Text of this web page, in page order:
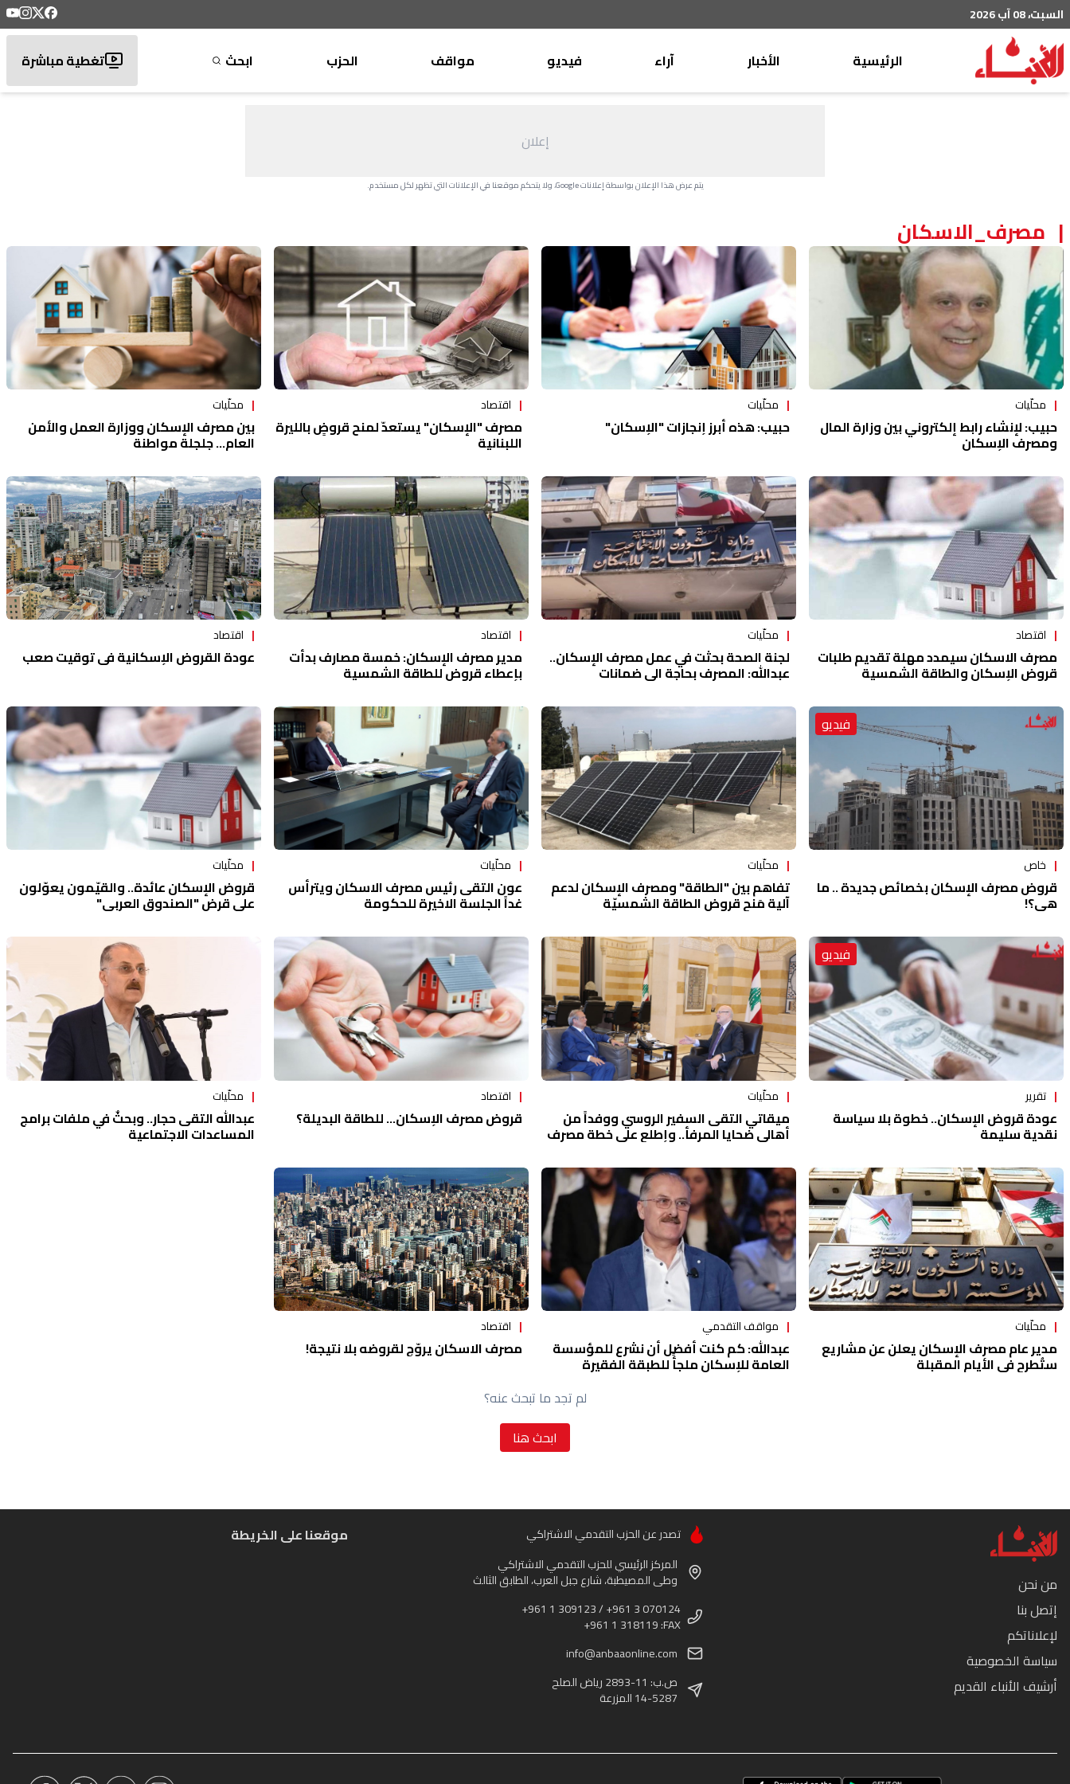
السبت، 08 آب 2026
الرئيسية
الأخبار
من لبنان
ثقافة ومجتمع
منوعات
آراء
منبر
صحافة
أجنبية
بريد
القرّاء
فيديو مواقف الحزب ابحث تغطية مباشرة
إعلان
يتم عرض هذا الإعلان بواسطة إعلانات Google، ولا يتحكم موقعنا في الإعلانات التي تظهر لكل مستخدم.
مصرف_الاسكان
محلّيات
حبيب: لإنشاء رابط إلكتروني بين وزارة المال
ومصرف الإسكان
محلّيات
حبيب: هذه أبرز إنجازات "الإسكان"
اقتصاد
مصرف "الإسكان" يستعدّ لمنح قروضٍ بالليرة
اللبنانية
محلّيات
بين مصرف الإسكان ووزارة العمل والأمن
العام... جلجلة مواطنة
اقتصاد
مصرف الاسكان سيمدد مهلة تقديم طلبات
قروض الإسكان والطاقة الشمسية
محلّيات
لجنة الصحة بحثت في عمل مصرف الإسكان..
عبدالله: المصرف بحاجة الى ضمانات
اقتصاد
مدير مصرف الإسكان: خمسة مصارف بدأت
بإعطاء قروض للطاقة الشمسية
اقتصاد
عودة القروض الإسكانية في توقيت صعب
فيديو
خاص
قروض مصرف الإسكان بخصائص جديدة .. ما
هي؟!
محلّيات
تفاهم بين "الطاقة" ومصرف الإسكان لدعم
آلية مَنح قروض الطاقة الشمسيّة
محلّيات
عون التقى رئيس مصرف الاسكان ويترأس
غداً الجلسة الاخيرة للحكومة
محلّيات
قروض الإسكان عائدة.. والقيّمون يعوّلون
على قرض "الصندوق العربي"
فيديو
تقرير
عودة قروض الإسكان.. خطوة بلا سياسة
نقدية سليمة
محلّيات
ميقاتي التقى السفير الروسي ووفداً من
أهالي ضحايا المرفأ.. وإطلع على خطة مصرف
الإسكان
اقتصاد
قروض مصرف الإسكان... للطاقة البديلة؟
محلّيات
عبدالله التقى حجار.. وبحثٌ في ملفات برامج
المساعدات الاجتماعية
محلّيات
مدير عام مصرف الإسكان يعلن عن مشاريع
ستُطرح في الأيام المقبلة
مواقف التقدمي
عبدالله: كم كنت أفضل أن نشرع للمؤسسة
العامة للإسكان ملجأً للطبقة الفقيرة
والوسطى
اقتصاد
مصرف الاسكان يروّج لقروضه بلا نتيجة!
لم تجد ما تبحث عنه؟
ابحث هنا
من نحن
إتصل بنا
لإعلاناتكم
سياسة الخصوصية
أرشيف الأنباء القديم
تصدر عن الحزب التقدمي الاشتراكي
المركز الرئيسي للحزب التقدمي الاشتراكي
وطى المصيطبة، شارع جبل العرب، الطابق الثالث
+961 1 309123 / +961 3 070124
+961 1 318119 :FAX
info@anbaaonline.com
ص.ب: 11-2893 رياض الصلح
14-5287 المزرعة
موقعنا على الخريطة